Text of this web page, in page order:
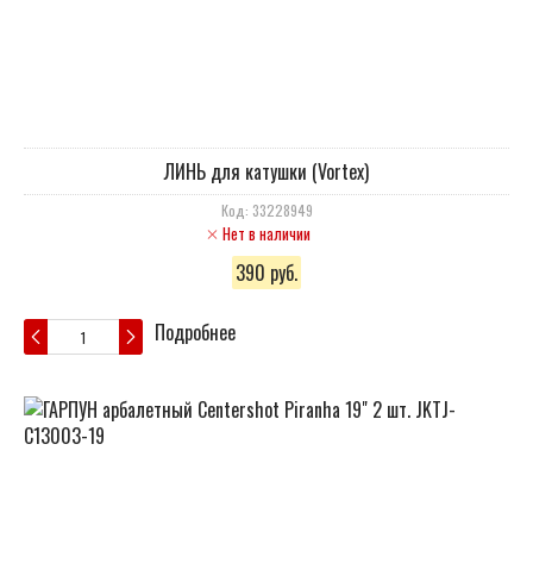
ЛИНЬ для катушки (Vortex)
Код: 33228949
Нет в наличии
390 руб.
Подробнее